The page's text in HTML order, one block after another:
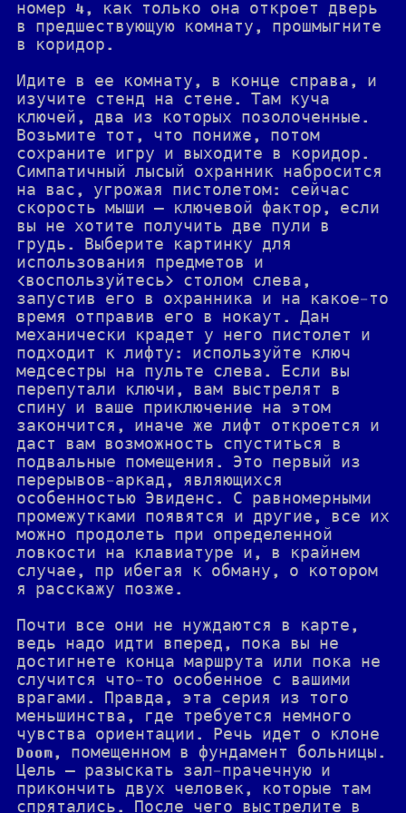
номер 4, как только она откроет дверь
в предшествующую комнату, прошмыгните
в коридор.
Идите в ее комнату, в конце справа, и
изучите стенд на стене. Там куча
ключей, два из которых позолоченные.
Возьмите тот, что пониже, потом
сохраните игру и выходите в коридор.
Симпатичный лысый охранник набросится
на вас, угрожая пистолетом: сейчас
скорость мыши — ключевой фактор, если
вы не хотите получить две пули в
грудь. Выберите картинку для
использования предметов и
<воспользуйтесь> столом слева,
запустив его в охранника и на какое-то
время отправив его в нокаут. Дан
механически крадет у него пистолет и
подходит к лифту: используйте ключ
медсестры на пульте слева. Если вы
перепутали ключи, вам выстрелят в
спину и ваше приключение на этом
закончится, иначе же лифт откроется и
даст вам возможность спуститься в
подвальные помещения. Это первый из
перерывов-аркад, являющихся
особенностью Эвиденс. С равномерными
промежутками появятся и другие, все их
можно продолеть при определенной
ловкости на клавиатуре и, в крайнем
случае, пр ибегая к обману, о котором
я расскажу позже.
Почти все они не нуждаются в карте,
ведь надо идти вперед, пока вы не
достигнете конца маршрута или пока не
случится что-то особенное с вашими
врагами. Правда, эта серия из того
меньшинства, где требуется немного
чувства ориентации. Речь идет о клоне
Doom, помещенном в фундамент больницы.
Цель — разыскать зал-прачечную и
прикончить двух человек, которые там
спрятались. После чего выстрелите в